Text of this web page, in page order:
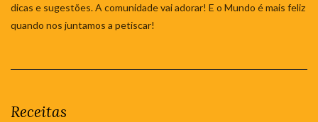
dicas e sugestões. A comunidade vai adorar! E o Mundo é mais feliz
quando nos juntamos a petiscar!
Receitas